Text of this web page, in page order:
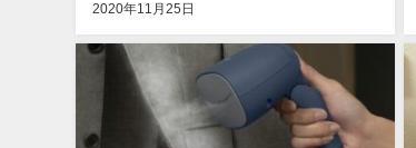
2020年11月25日